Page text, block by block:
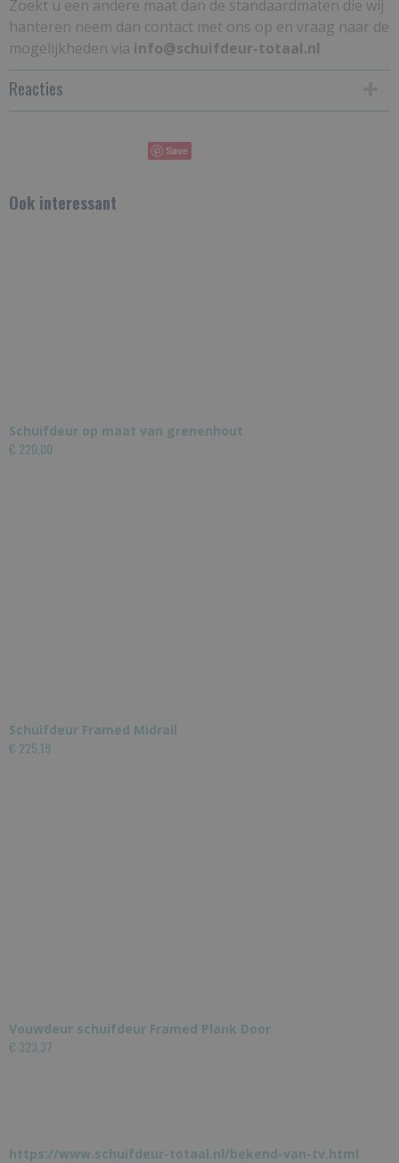
Zoekt u een andere maat dan de standaardmaten die wij
hanteren neem dan contact met ons op en vraag naar de
mogelijkheden via info@schuifdeur-totaal.nl
Reacties
Save
Ook interessant
Schuifdeur op maat van grenenhout
€ 220,00
Schuifdeur Framed Midrail
€ 225,19
Vouwdeur schuifdeur Framed Plank Door
€ 323,37
https://www.schuifdeur-totaal.nl/bekend-van-tv.html